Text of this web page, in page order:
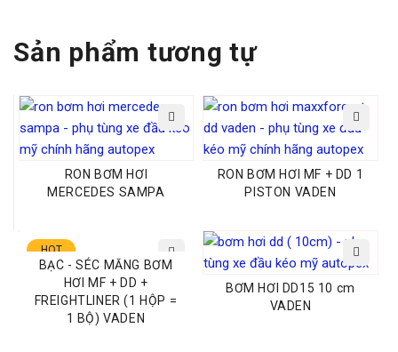
Sản phẩm tương tự
RON BƠM HƠI
MERCEDES SAMPA
RON BƠM HƠI MF + DD 1
PISTON VADEN
HOT
BẠC - SÉC MĂNG BƠM
HƠI MF + DD +
FREIGHTLINER (1 HỘP =
1 BỘ) VADEN
BƠM HƠI DD15 10 cm
VADEN